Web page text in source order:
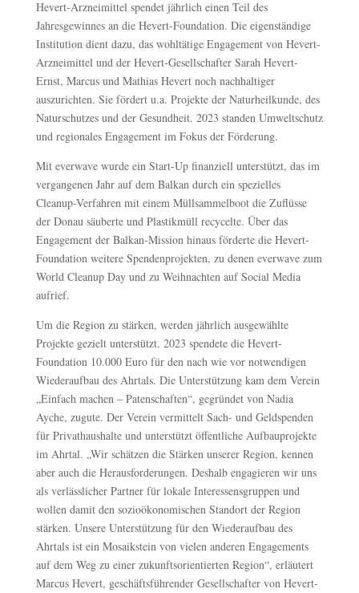
Hevert-Arzneimittel spendet jährlich einen Teil des
Jahresgewinnes an die Hevert-Foundation. Die eigenständige
Institution dient dazu, das wohltätige Engagement von Hevert-
Arzneimittel und der Hevert-Gesellschafter Sarah Hevert-
Ernst, Marcus und Mathias Hevert noch nachhaltiger
auszurichten. Sie fördert u.a. Projekte der Naturheilkunde, des
Naturschutzes und der Gesundheit. 2023 standen Umweltschutz
und regionales Engagement im Fokus der Förderung.
Mit everwave wurde ein Start-Up finanziell unterstützt, das im
vergangenen Jahr auf dem Balkan durch ein spezielles
Cleanup-Verfahren mit einem Müllsammelboot die Zuflüsse
der Donau säuberte und Plastikmüll recycelte. Über das
Engagement der Balkan-Mission hinaus förderte die Hevert-
Foundation weitere Spendenprojekten, zu denen everwave zum
World Cleanup Day und zu Weihnachten auf Social Media
aufrief.
Um die Region zu stärken, werden jährlich ausgewählte
Projekte gezielt unterstützt. 2023 spendete die Hevert-
Foundation 10.000 Euro für den nach wie vor notwendigen
Wiederaufbau des Ahrtals. Die Unterstützung kam dem Verein
„Einfach machen – Patenschaften“, gegründet von Nadia
Ayche, zugute. Der Verein vermittelt Sach- und Geldspenden
für Privathaushalte und unterstützt öffentliche Aufbauprojekte
im Ahrtal. „Wir schätzen die Stärken unserer Region, kennen
aber auch die Herausforderungen. Deshalb engagieren wir uns
als verlässlicher Partner für lokale Interessensgruppen und
wollen damit den sozioökonomischen Standort der Region
stärken. Unsere Unterstützung für den Wiederaufbau des
Ahrtals ist ein Mosaikstein von vielen anderen Engagements
auf dem Weg zu einer zukunftsorientierten Region“, erläutert
Marcus Hevert, geschäftsführender Gesellschafter von Hevert-